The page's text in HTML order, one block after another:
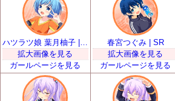
拡大画像を見る
ガールページを見る
春宮つぐみ | SR
拡大画像を見る
ガールページを見る